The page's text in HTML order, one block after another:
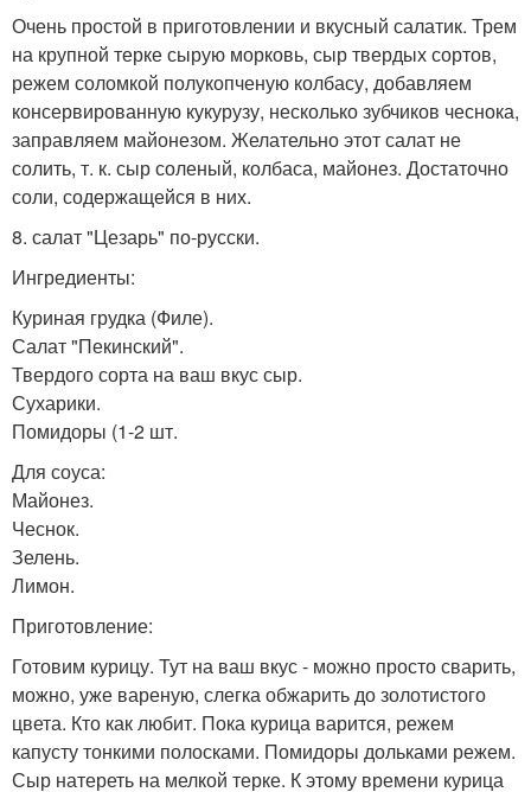
Очень простой в приготовлении и вкусный салатик. Трем
на крупной терке сырую морковь, сыр твердых сортов,
режем соломкой полукопченую колбасу, добавляем
консервированную кукурузу, несколько зубчиков чеснока,
заправляем майонезом. Желательно этот салат не
солить, т. к. сыр соленый, колбаса, майонез. Достаточно
соли, содержащейся в них.
8. салат "Цезарь" по-русски.
Ингредиенты:
Куриная грудка (Филе).
Салат "Пекинский".
Твердого сорта на ваш вкус сыр.
Сухарики.
Помидоры (1-2 шт.
Для соуса:
Майонез.
Чеснок.
Зелень.
Лимон.
Приготовление:
Готовим курицу. Тут на ваш вкус - можно просто сварить,
можно, уже вареную, слегка обжарить до золотистого
цвета. Кто как любит. Пока курица варится, режем
капусту тонкими полосками. Помидоры дольками режем.
Сыр натереть на мелкой терке. К этому времени курица